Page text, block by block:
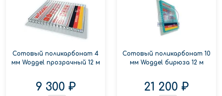
Сотовый поликарбонат 4
мм Woggel прозрачный 12 м
9 300 ₽
Сотовый поликарбонат 10
мм Woggel бирюза 12 м
21 200 ₽